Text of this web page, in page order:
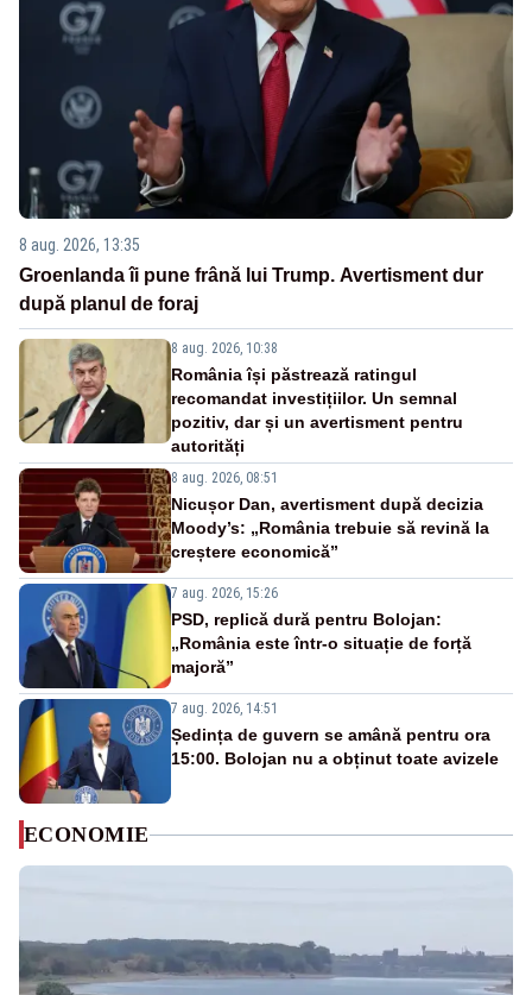
8 aug. 2026, 13:35
Groenlanda îi pune frână lui Trump. Avertisment dur
după planul de foraj
8 aug. 2026, 10:38
România își păstrează ratingul
recomandat investițiilor. Un semnal
pozitiv, dar și un avertisment pentru
autorități
8 aug. 2026, 08:51
Nicușor Dan, avertisment după decizia
Moody’s: „România trebuie să revină la
creștere economică”
7 aug. 2026, 15:26
PSD, replică dură pentru Bolojan:
„România este într-o situație de forță
majoră”
7 aug. 2026, 14:51
Ședința de guvern se amână pentru ora
15:00. Bolojan nu a obținut toate avizele
ECONOMIE